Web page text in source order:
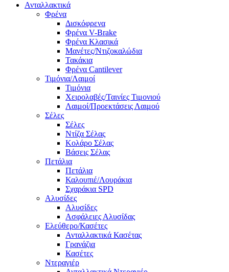
Ανταλλακτικά
Φρένα
Δισκόφρενα
Φρένα V-Brake
Φρένα Κλασικά
Μανέτες/Ντιζοκαλώδια
Τακάκια
Φρένα Cantilever
Τιμόνια/Λαιμοί
Τιμόνια
Χειρολαβές/Ταινίες Τιμονιού
Λαιμοί/Προεκτάσεις Λαιμού
Σέλες
Σέλες
Ντίζα Σέλας
Κολάρο Σέλας
Βάσεις Σέλας
Πετάλια
Πετάλια
Καλουπιέ/Λουράκια
Σχαράκια SPD
Αλυσίδες
Αλυσίδες
Ασφάλειες Αλυσίδας
Ελεύθερο/Κασέτες
Ανταλλακτικά Κασέτας
Γρανάζια
Κασέτες
Ντεραγιέρ